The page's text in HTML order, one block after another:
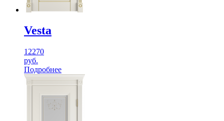
Vesta
12270
руб.
Подробнее